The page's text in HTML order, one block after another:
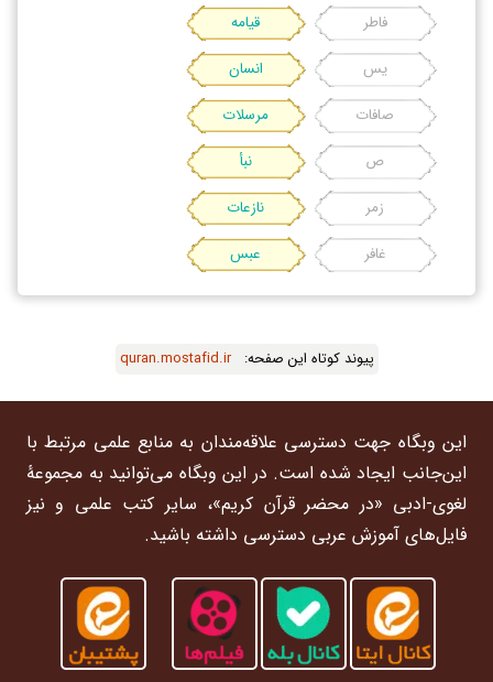
فاطر
قیامه
یس
انسان
صافات
مرسلات
ص
نبأ
زمر
نازعات
غافر
عبس
پیوند کوتاه این صفحه: ‌ quran.mostafid.ir
این وبگاه جهت دسترسی علاقه‌مندان به منابع علمی مرتبط با
این‌جانب ایجاد شده است. در این وبگاه می‌توانید به مجموعۀ
لغوی-ادبی «در محضر قرآن کریم»، سایر کتب علمی و نیز
فایل‌های آموزش عربی دسترسی داشته باشید.